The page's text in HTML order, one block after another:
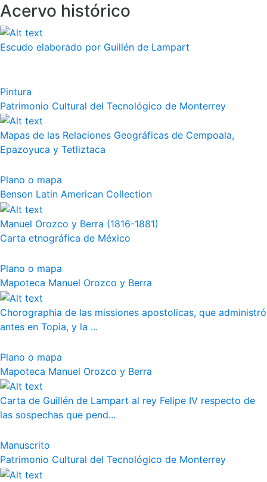
Acervo histórico
Escudo elaborado por Guillén de Lampart
Pintura
Patrimonio Cultural del Tecnológico de Monterrey
Mapas de las Relaciones Geográficas de Cempoala,
Epazoyuca y Tetliztaca
Plano o mapa
Benson Latin American Collection
Manuel Orozco y Berra (1816-1881)
Carta etnográfica de México
Plano o mapa
Mapoteca Manuel Orozco y Berra
Chorographia de las missiones apostolicas, que administró
antes en Topia, y la ...
Plano o mapa
Mapoteca Manuel Orozco y Berra
Carta de Guillén de Lampart al rey Felipe IV respecto de
las sospechas que pend...
Manuscrito
Patrimonio Cultural del Tecnológico de Monterrey